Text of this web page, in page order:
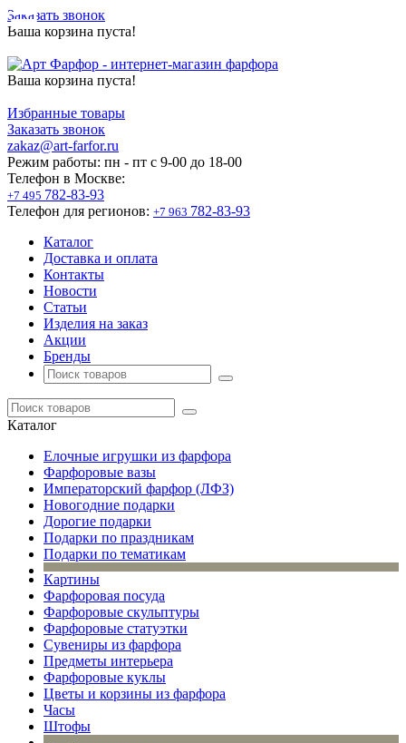
Заказать звонок
Ваша корзина пуста!
Ваша корзина пуста!
Избранные товары
Заказать звонок
zakaz@art-farfor.ru
Режим работы: пн - пт c 9-00 до 18-00
Телефон в Москве:
+7 495 782-83-93
Телефон для регионов: +7 963 782-83-93
Каталог
Доставка и оплата
Контакты
Новости
Статьи
Изделия на заказ
Акции
Бренды
Каталог
Елочные игрушки из фарфора
Фарфоровые вазы
Императорский фарфор (ЛФЗ)
Новогодние подарки
Дорогие подарки
Подарки по праздникам
Подарки по тематикам
Картины
Фарфоровая посуда
Фарфоровые скульптуры
Фарфоровые статуэтки
Сувениры из фарфора
Предметы интерьера
Фарфоровые куклы
Цветы и корзины из фарфора
Часы
Штофы